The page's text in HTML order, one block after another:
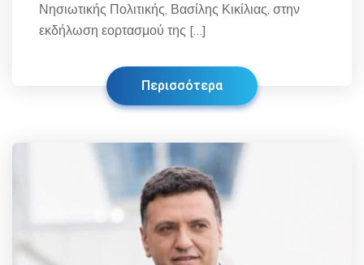
Νησιωτικής Πολιτικής, Βασίλης Κικίλιας, στην
εκδήλωση εορτασμού της […]
Περισσότερα